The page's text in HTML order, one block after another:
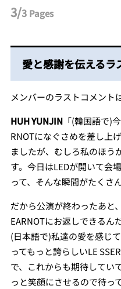
3/3 Pages
愛と感謝を伝えるラ
メンバーのラストコメント
HUH YUNJIN「(韓国語で)
RNOTになぐさめを差し上
ましたが、むしろ私のほう
す。今日はLEDが開いて会
って、そんな瞬間がたくさ
だから公演が終わったあと
EARNOTにお返しできるん
(日本語で)私達の愛を感じ
ってもっと誇らしいLE
で、これからも期待してい
っと笑顔にさせるので待っ